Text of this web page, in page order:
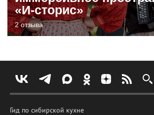
«И-сторис»
2 отзыва
Гид по сибирской кухне